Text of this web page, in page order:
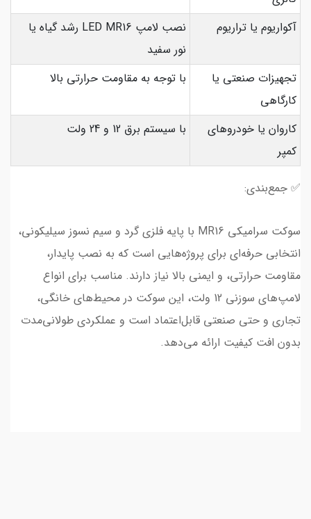
آکواریوم یا تراریوم
نصب لامپ LED MR16 رشد گیاه یا
نور سفید
تجهیزات صنعتی یا
کارگاهی
با توجه به مقاومت حرارتی بالا
کاروان یا خودروهای
کمپر
با سیستم برق 12 و 24 ولت
✅ جمع‌بندی:
سوکت سرامیکی MR16 با پایه فلزی گرد و سیم نسوز سیلیکونی،
انتخابی حرفه‌ای برای پروژه‌هایی است که به نصب پایدار،
مقاومت حرارتی، و ایمنی بالا نیاز دارند. مناسب برای انواع
لامپ‌های سوزنی 12 ولت، این سوکت در محیط‌های خانگی،
تجاری و حتی صنعتی قابل‌اعتماد است و عملکردی طولانی‌مدت
بدون افت کیفیت ارائه می‌دهد.